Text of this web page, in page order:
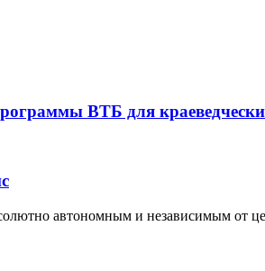
ВТБ для
автономным и независимым от